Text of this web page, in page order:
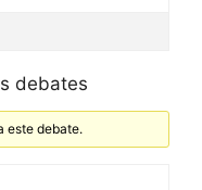
debates
este debate.